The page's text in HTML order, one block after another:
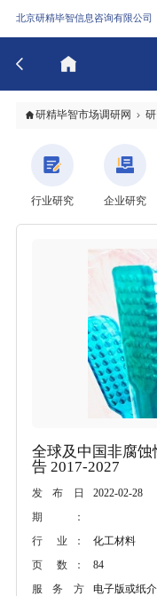
北京研精毕智信息咨询有限公司
研精毕智市场调研网
行业研究 企业研究
全球及中国非腐
告 2017-2027
发布日
期：
2022-02-28
行 业：
化工材料
页 数：
84
服务方
电子版或纸